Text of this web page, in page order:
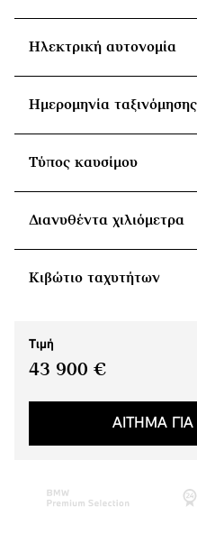
Ηλεκτρική αυτονομία
Ημερομηνία ταξινόμησης
Τύπος καυσίμου
Διανυθέντα χιλιόμετρα
Κιβώτιο ταχυτήτων
Τιμή
43 900 €
ΑΙΤΗΜΑ